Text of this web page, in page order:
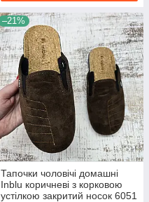
–21%
Тапочки чоловічі домашні
Inblu коричневі з корковою
устілкою закритий носок 6051